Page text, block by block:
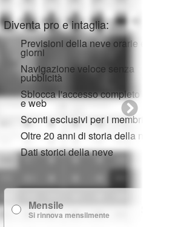
Diventa pro e intaglia:
Previsioni della neve orarie e a 16
giorni
Navigazione veloce senza
pubblicità
Sblocca l'accesso completo su app
e web
Sconti esclusivi per i membri
Oltre 20 anni di storia della neve
Dati storici della neve
Mensile
Si rinnova mensilmente